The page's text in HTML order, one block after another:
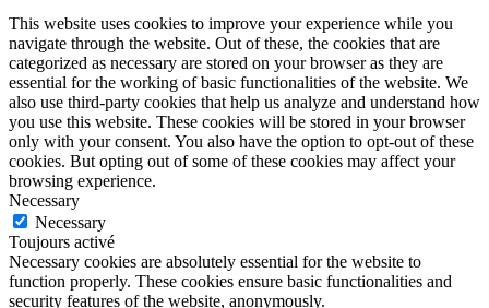
This website uses cookies to improve your experience while you
navigate through the website. Out of these, the cookies that are
categorized as necessary are stored on your browser as they are
essential for the working of basic functionalities of the website. We
also use third-party cookies that help us analyze and understand how
you use this website. These cookies will be stored in your browser
only with your consent. You also have the option to opt-out of these
cookies. But opting out of some of these cookies may affect your
browsing experience.
Necessary
Necessary
Toujours activé
Necessary cookies are absolutely essential for the website to
function properly. These cookies ensure basic functionalities and
security features of the website, anonymously.